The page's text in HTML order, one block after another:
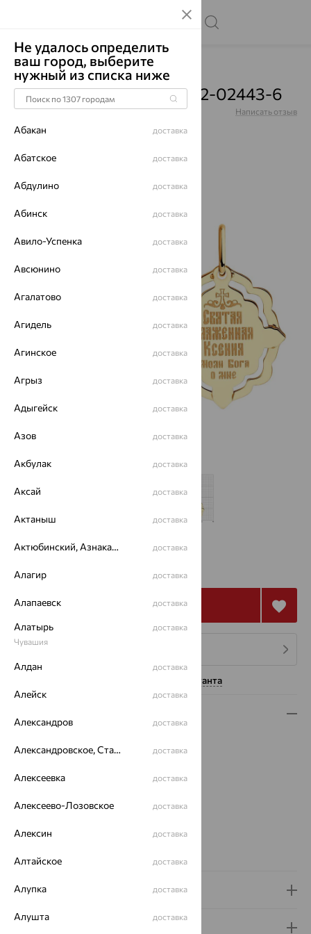
Главная Каталог Подвески
Подвеска, золото, 51-132-02443-6
Артикул:51-132-02443-6 Написать отзыв
7 774
Купить
Нужна помощь консультанта
Вес:0.81
Металл:
Проба:585
Бренд:SOKOLOV
Доставка и оплата
Не удалось определить
ваш город, выберите
нужный из списка ниже
Абакан доставка
Абатское доставка
Абдулино доставка
Абинск доставка
Авило-Успенка доставка
Авсюнино доставка
Агалатово доставка
Агидель доставка
Агинское доставка
Агрыз доставка
Адыгейск доставка
Азов доставка
Акбулак доставка
Аксай доставка
Актаныш доставка
Актюбинский, Азнакаевский район доставка
Алагир доставка
Алапаевск доставка
Алатырь
Чувашия
доставка
Алдан доставка
Алейск доставка
Александров доставка
Александровское, Ставропольский край доставка
Алексеевка доставка
Алексеево-Лозовское доставка
Алексин доставка
Алтайское доставка
Алупка доставка
Алушта доставка